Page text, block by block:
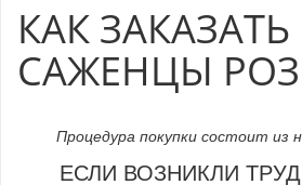
КАК ЗАКАЗАТЬ
САЖЕНЦЫ РОЗ
Процедура покупки состоит из
ЕСЛИ ВОЗНИКЛИ